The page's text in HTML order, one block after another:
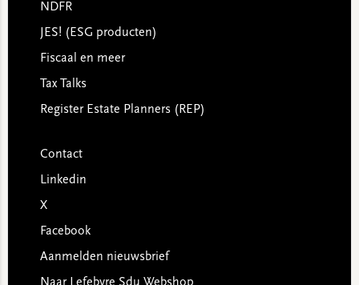
NDFR
JES! (ESG producten)
Fiscaal en meer
Tax Talks
Register Estate Planners (REP)
Contact
Linkedin
X
Facebook
Aanmelden nieuwsbrief